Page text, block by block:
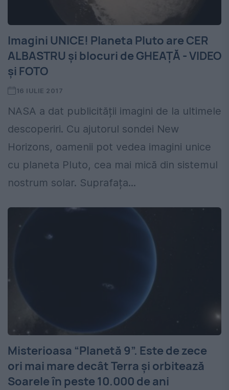
Imagini UNICE! Planeta Pluto are CER
ALBASTRU și blocuri de GHEAȚĂ - VIDEO
și FOTO
16 IULIE 2017
NASA a dat publicității imagini de la ultimele
descoperiri. Cu ajutorul sondei New
Horizons, oamenii pot vedea imagini unice
cu planeta Pluto, cea mai mică din sistemul
nostrum solar. Suprafața...
Misterioasa “Planetă 9”. Este de zece
ori mai mare decât Terra şi orbitează
Soarele în peste 10.000 de ani